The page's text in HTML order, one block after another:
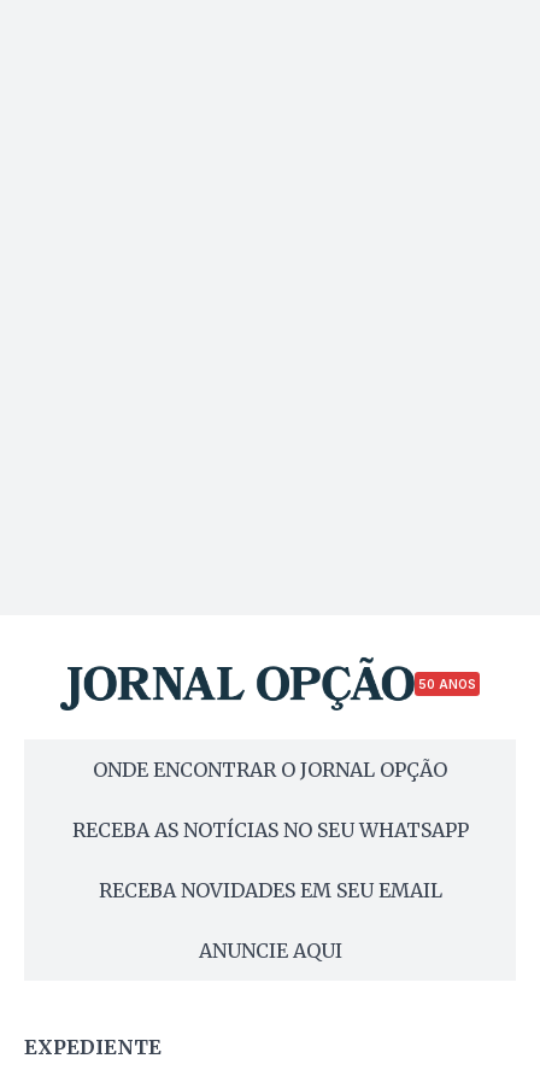
50 ANOS
ONDE ENCONTRAR O JORNAL OPÇÃO
RECEBA AS NOTÍCIAS NO SEU WHATSAPP
RECEBA NOVIDADES EM SEU EMAIL
ANUNCIE AQUI
EXPEDIENTE